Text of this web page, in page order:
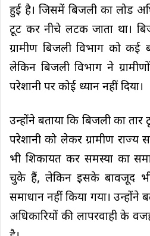
हुई है। जिसमें बिजली का लोड
टूट कर नीचे लटक जाता था।
ग्रामीण बिजली विभाग को
लेकिन बिजली विभाग ने
परेशानी पर कोई ध्यान नहीं दिया।
उन्होंने बताया कि बिजली का
परेशानी को लेकर ग्रामीण राज्य
भी शिकायत कर समस्या का
चुके हैं, लेकिन इसके बावजूद
समाधान नहीं किया गया। उन्होंने
अधिकारियों की लापरवाही के